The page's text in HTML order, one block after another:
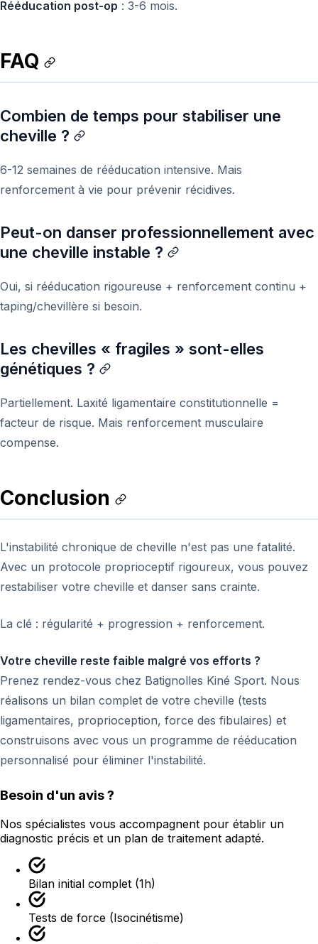
Rééducation post-op : 3-6 mois.
FAQ
Combien de temps pour stabiliser une
cheville ?
6-12 semaines de rééducation intensive. Mais
renforcement à vie pour prévenir récidives.
Peut-on danser professionnellement avec
une cheville instable ?
Oui, si rééducation rigoureuse + renforcement continu +
taping/chevillère si besoin.
Les chevilles « fragiles » sont-elles
génétiques ?
Partiellement. Laxité ligamentaire constitutionnelle =
facteur de risque. Mais renforcement musculaire
compense.
Conclusion
L'instabilité chronique de cheville n'est pas une fatalité.
Avec un protocole proprioceptif rigoureux, vous pouvez
restabiliser votre cheville et danser sans crainte.
La clé : régularité + progression + renforcement.
Votre cheville reste faible malgré vos efforts ?
Prenez rendez-vous chez Batignolles Kiné Sport. Nous
réalisons un bilan complet de votre cheville (tests
ligamentaires, proprioception, force des fibulaires) et
construisons avec vous un programme de rééducation
personnalisé pour éliminer l'instabilité.
Besoin d'un avis ?
Nos spécialistes vous accompagnent pour établir un
diagnostic précis et un plan de traitement adapté.
Bilan initial complet (1h)
Tests de force (Isocinétisme)